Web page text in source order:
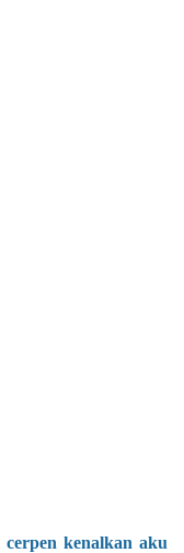
cerpen kenalkan aku